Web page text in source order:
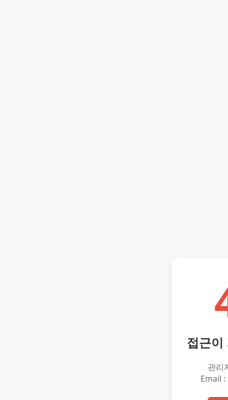
접근이
관리
Email